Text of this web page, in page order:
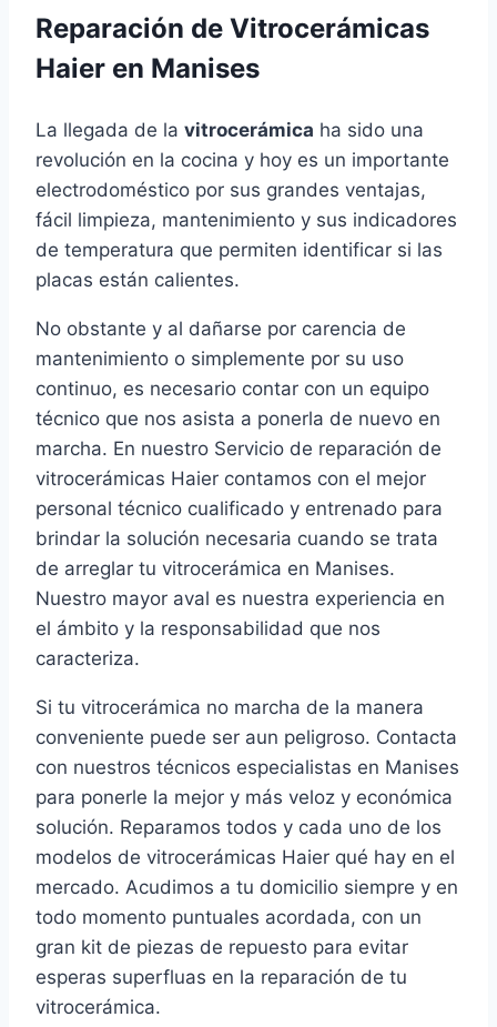
Reparación de Vitrocerámicas
Haier en Manises
La llegada de la vitrocerámica ha sido una
revolución en la cocina y hoy es un importante
electrodoméstico por sus grandes ventajas,
fácil limpieza, mantenimiento y sus indicadores
de temperatura que permiten identificar si las
placas están calientes.
No obstante y al dañarse por carencia de
mantenimiento o simplemente por su uso
continuo, es necesario contar con un equipo
técnico que nos asista a ponerla de nuevo en
marcha. En nuestro Servicio de reparación de
vitrocerámicas Haier contamos con el mejor
personal técnico cualificado y entrenado para
brindar la solución necesaria cuando se trata
de arreglar tu vitrocerámica en Manises.
Nuestro mayor aval es nuestra experiencia en
el ámbito y la responsabilidad que nos
caracteriza.
Si tu vitrocerámica no marcha de la manera
conveniente puede ser aun peligroso. Contacta
con nuestros técnicos especialistas en Manises
para ponerle la mejor y más veloz y económica
solución. Reparamos todos y cada uno de los
modelos de vitrocerámicas Haier qué hay en el
mercado. Acudimos a tu domicilio siempre y en
todo momento puntuales acordada, con un
gran kit de piezas de repuesto para evitar
esperas superfluas en la reparación de tu
vitrocerámica.